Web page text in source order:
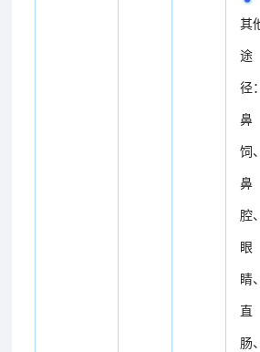
其
途
径：
鼻
饲、
鼻
腔、
眼
睛、
直
肠、